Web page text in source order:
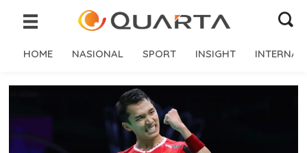
HOME NASIONAL SPORT INSIGHT